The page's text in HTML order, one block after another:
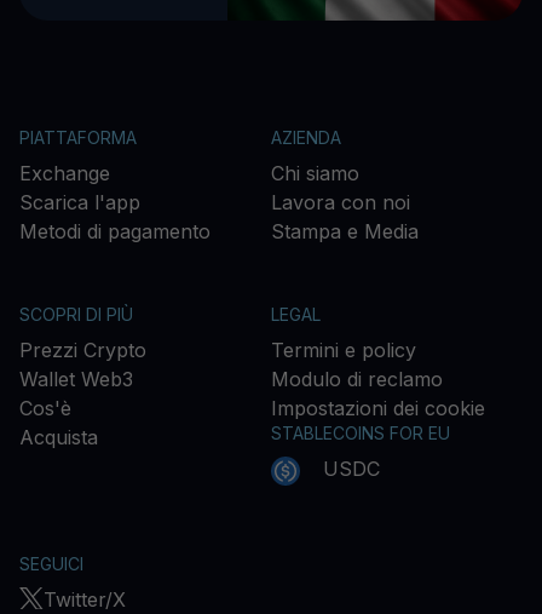
PIATTAFORMA
Exchange
Scarica l'app
Metodi di pagamento
AZIENDA
Chi siamo
Lavora con noi
Stampa e Media
SCOPRI DI PIÙ
Prezzi Crypto
Wallet Web3
Cos'è
Acquista
LEGAL
Termini e policy
Modulo di reclamo
Impostazioni dei cookie
STABLECOINS FOR EU
USDC
SEGUICI
Twitter/X